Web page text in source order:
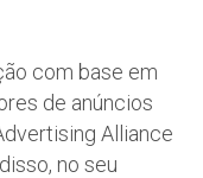
com base em
de anúncios
Alliance
no seu